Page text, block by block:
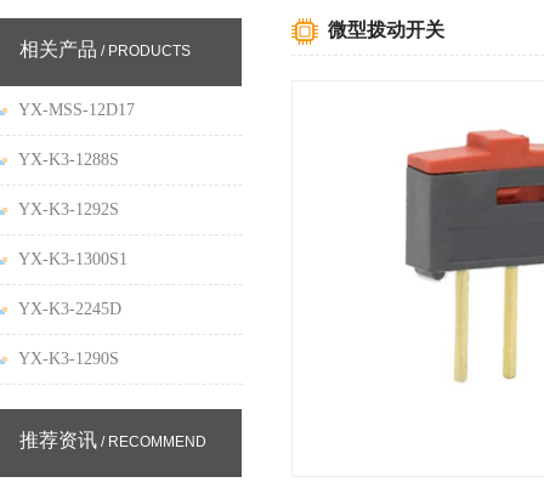
微型拨动开关
相关产品 / PRODUCTS
YX-MSS-12D17
YX-K3-1288S
YX-K3-1292S
YX-K3-1300S1
YX-K3-2245D
YX-K3-1290S
推荐资讯 / RECOMMEND